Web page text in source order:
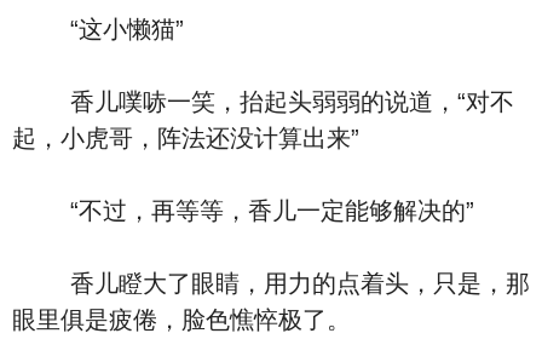
“这小懒猫”
香儿噗哧一笑，抬起头弱弱的说道，“对不
起，小虎哥，阵法还没计算出来”
“不过，再等等，香儿一定能够解决的”
香儿瞪大了眼睛，用力的点着头，只是，那
眼里俱是疲倦，脸色憔悴极了。